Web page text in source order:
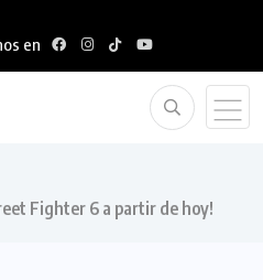
en
Fighter 6 a partir de hoy!